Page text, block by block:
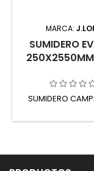
MARCA:
SUMIDERO
250X2550MM
SUMIDERO